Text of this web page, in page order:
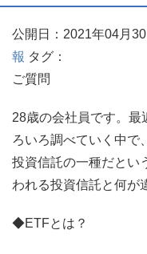
公開日：2021年04月30
報 タグ：
ご質問
28歳の会社員です。最
ろいろ調べていく中で
投資信託の一種だとい
われる投資信託と何が
◆ETFとは？